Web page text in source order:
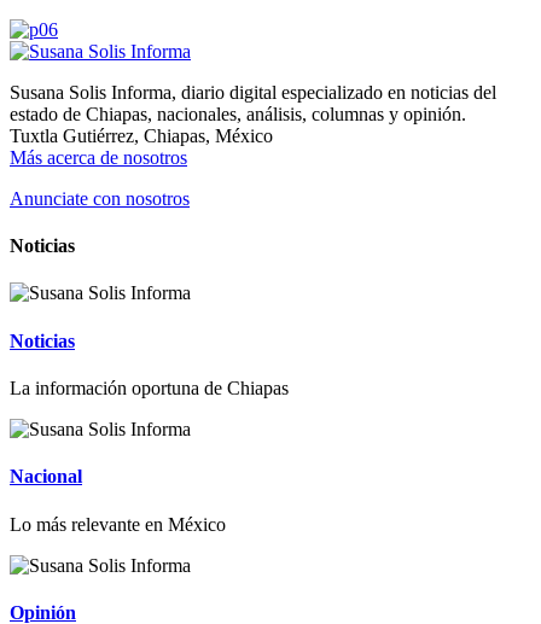
Susana Solis Informa, diario digital especializado en noticias del
estado de Chiapas, nacionales, análisis, columnas y opinión.
Tuxtla Gutiérrez, Chiapas, México
Más acerca de nosotros
Anunciate con nosotros
Noticias
Noticias
La información oportuna de Chiapas
Nacional
Lo más relevante en México
Opinión